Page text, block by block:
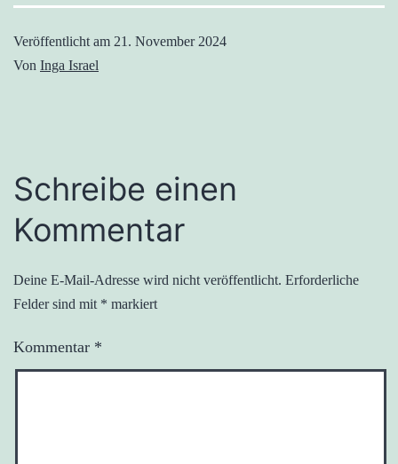
Veröffentlicht am 21. November 2024
Von Inga Israel
Schreibe einen
Kommentar
Deine E-Mail-Adresse wird nicht veröffentlicht. Erforderliche
Felder sind mit * markiert
Kommentar *